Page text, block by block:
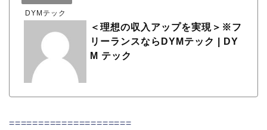
DYMテック
＜理想の収入アップを実現＞※フ
リーランスならDYMテック | DY
M テック
=====================